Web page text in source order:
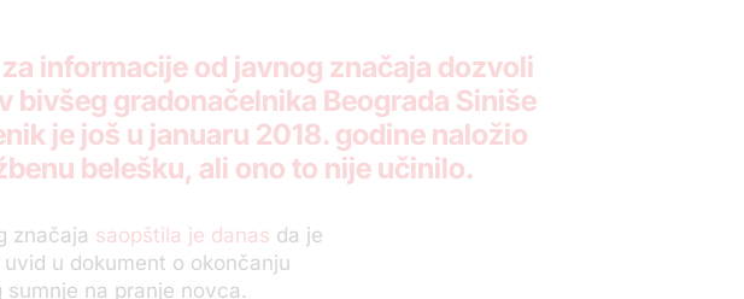
informacije od javnog značaja dozvoli
gradonačelnika Beograda Siniše
je još u januaru 2018. godine naložio
belešku, ali ono to nije učinilo.
značaja saopštila je danas da je
u dokument o okončanju
na pranje novca.